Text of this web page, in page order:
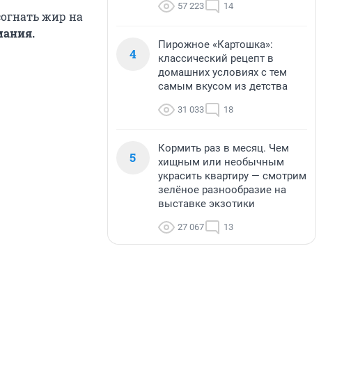
жир на
57 223 14
4
Пирожное «Картошка»:
классический рецепт в
домашних условиях с тем
самым вкусом из детства
31 033 18
5
Кормить раз в месяц. Чем
хищным или необычным
украсить квартиру — смотрим
зелёное разнообразие на
выставке экзотики
27 067 13